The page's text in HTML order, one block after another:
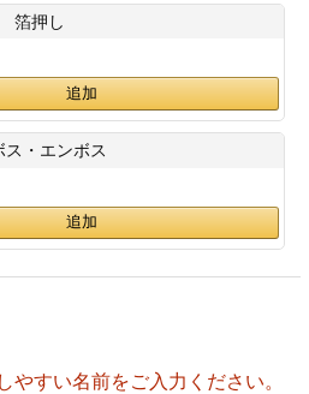
土
12
19
26
箔押し
ス・エンボス
やすい名前をご入力ください。